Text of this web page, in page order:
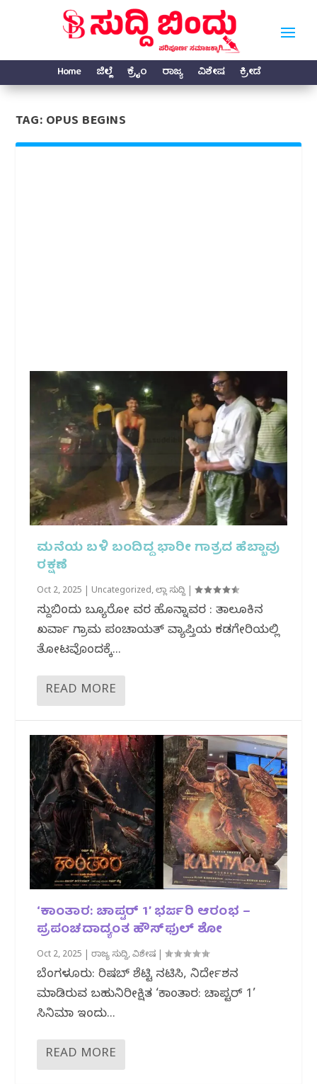
Home ಜಿಲ್ಲೆ ಕ್ರೈಂ ರಾಜ್ಯ ವಿಶೇಷ ಕ್ರೀಡೆ
TAG:OPUS BEGINS
ಮನೆಯ ಬಳಿ ಬಂದಿದ್ದ ಭಾರೀ ಗಾತ್ರದ ಹೆಬ್ಬಾವು
ರಕ್ಷಣೆ
Oct 2, 2025 Uncategorized,ಜಿಲ್ಲಾ ಸುದ್ದಿ |
ಸುದ್ದಿಬಿಂದು ಬ್ಯೂರೋ ವರದಿ ಹೊನ್ನಾವರ : ತಾಲೂಕಿನ
ಖರ್ವಾ ಗ್ರಾಮ ಪಂಚಾಯತ್ ವ್ಯಾಪ್ತಿಯ ಕಡಗೇರಿಯಲ್ಲಿ
ತೋಟವೊಂದಕ್ಕೆ...
READ MORE
‘ಕಾಂತಾರ: ಚಾಪ್ಟರ್ 1’ ಭರ್ಜರಿ ಆರಂಭ –
ಪ್ರಪಂಚದಾದ್ಯಂತ ಹೌಸ್‌ಫುಲ್ ಶೋ
Oct 2, 2025 |ರಾಜ್ಯ ಸುದ್ದಿ,ವಿಶೇಷ |
ಬೆಂಗಳೂರು: ರಿಷಬ್ ಶೆಟ್ಟಿ ನಟಿಸಿ, ನಿರ್ದೇಶನ
ಮಾಡಿರುವ ಬಹುನಿರೀಕ್ಷಿತ ‘ಕಾಂತಾರ: ಚಾಪ್ಟರ್ 1’
ಸಿನಿಮಾ ಇಂದು...
READ MORE